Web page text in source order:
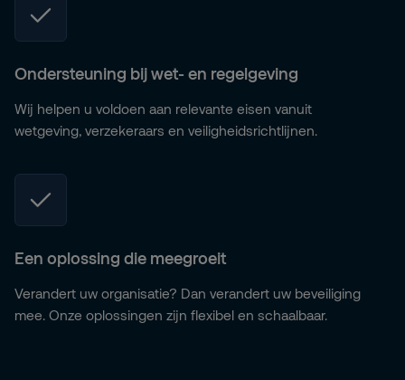
Ondersteuning bij wet- en regelgeving
Wij helpen u voldoen aan relevante eisen vanuit
wetgeving, verzekeraars en veiligheidsrichtlijnen.
Een oplossing die meegroeit
Verandert uw organisatie? Dan verandert uw beveiliging
mee. Onze oplossingen zijn flexibel en schaalbaar.